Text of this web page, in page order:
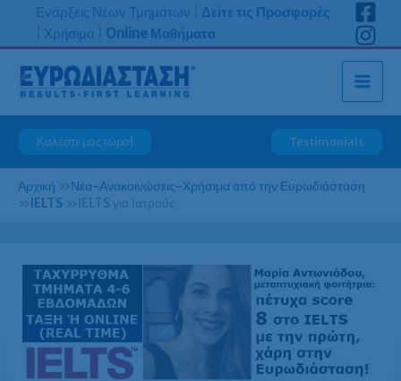
Μετάβαση
περιεχόμενο
Ενάρξεις Νέων Τμημάτων
Δείτε τις Προσφορές
Χρήσιμα Online Μαθήματα
Καλέστε μας τώρα! Testimonials
Αρχική »Νέα-Ανακοινώσεις-Χρήσιμα από την Ευρωδιάσταση
»IELTS »IELTS για Ιατρούς